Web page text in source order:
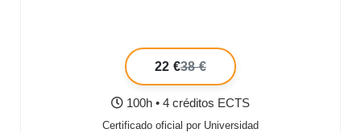
22 €38 €
100h • 4 créditos ECTS
Certificado oficial por Universidad